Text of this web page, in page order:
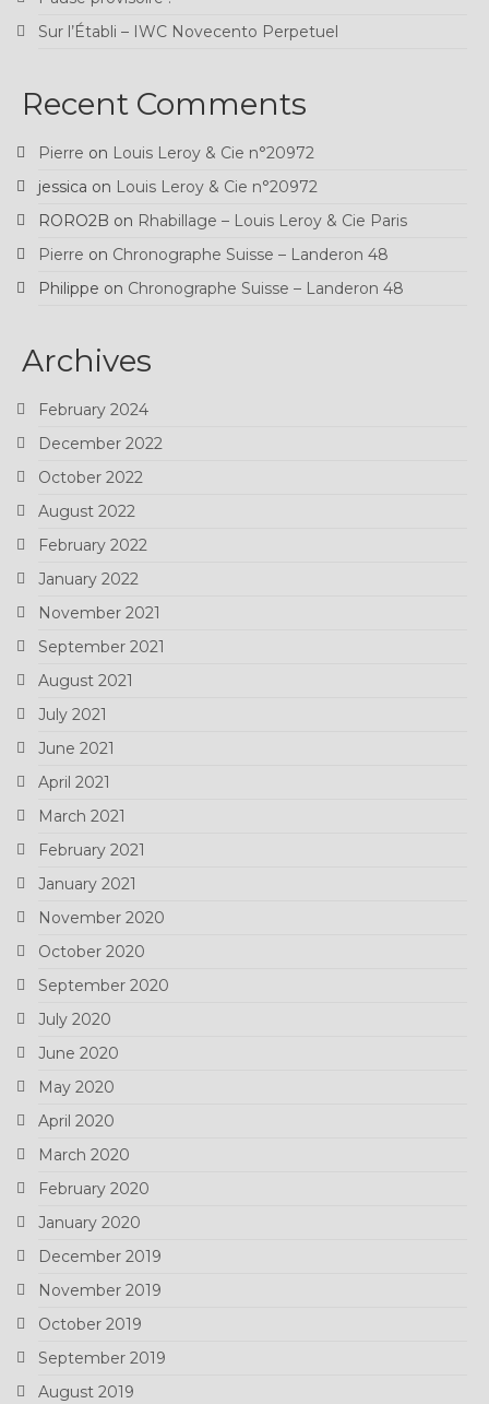
Sur l’Établi – IWC Novecento Perpetuel
Recent Comments
Pierre on Louis Leroy & Cie n°20972
jessica on Louis Leroy & Cie n°20972
RORO2B on Rhabillage – Louis Leroy & Cie Paris
Pierre on Chronographe Suisse – Landeron 48
Philippe on Chronographe Suisse – Landeron 48
Archives
February 2024
December 2022
October 2022
August 2022
February 2022
January 2022
November 2021
September 2021
August 2021
July 2021
June 2021
April 2021
March 2021
February 2021
January 2021
November 2020
October 2020
September 2020
July 2020
June 2020
May 2020
April 2020
March 2020
February 2020
January 2020
December 2019
November 2019
October 2019
September 2019
August 2019